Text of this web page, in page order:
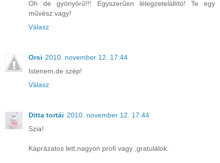
Oh de gyönyörű!!! Egyszerűen lélegzetelállító! Te egy
művész vagy!
Válasz
Orsi 2010. november 12. 17:44
Istenem,de szép!
Válasz
Ditta tortái 2010. november 12. 17:44
Szia!
Káprázatos lett,nagyon profi vagy ,gratulálok.